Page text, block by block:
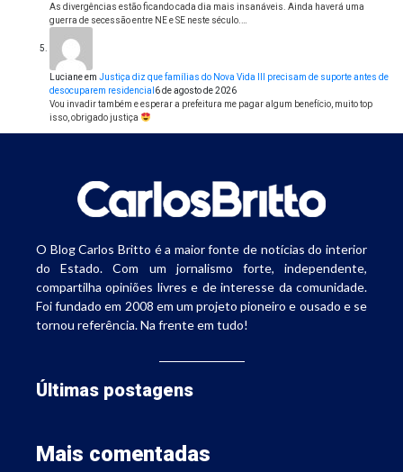
As divergências estão ficando cada dia mais insanáveis. Ainda haverá uma
guerra de secessão entre NE e SE neste século.…
Lucianeem Justiça diz que famílias do Nova Vida III precisam de suporte antes de
desocuparem residencial 6 de agosto de 2026
Vou invadir também e esperar a prefeitura me pagar algum benefício, muito top
isso, obrigado justiça
O Blog Carlos Britto é a maior fonte de notícias do interior
do Estado. Com um jornalismo forte, independente,
compartilha opiniões livres e de interesse da comunidade.
Foi fundado em 2008 em um projeto pioneiro e ousado e se
tornou referência. Na frente em tudo!
Últimas postagens
Mais comentadas